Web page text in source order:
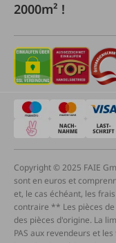
2000m² !
Copyright © 2025 FAIE
sont en euros et
et, le cas échéant, les
contraire ** Les pièces de
des pièces d'origine. La
PAS aux revendeurs et